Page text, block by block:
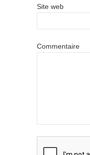
Site web
Commentaire